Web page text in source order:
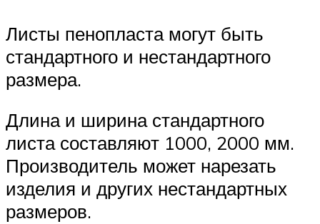
Листы пенопласта могут быть
стандартного и нестандартного
размера.
Длина и ширина стандартного
листа составляют 1000, 2000 мм.
Производитель может нарезать
изделия и других нестандартных
размеров.